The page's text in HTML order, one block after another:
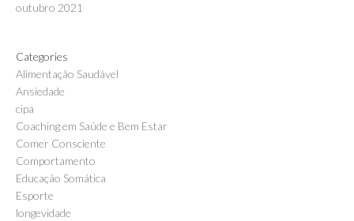
outubro 2021
Categories
Alimentação Saudável
Ansiedade
cipa
Coaching em Saúde e Bem Estar
Comer Consciente
Comportamento
Educação Somática
Esporte
longevidade